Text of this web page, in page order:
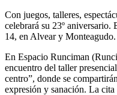
Con juegos, talleres,
celebrará su 23º aniversario.
14, en Alvear y Monteagudo.
En Espacio Runciman
encuentro del taller
centro”, donde se
expresión y sanación. La cita